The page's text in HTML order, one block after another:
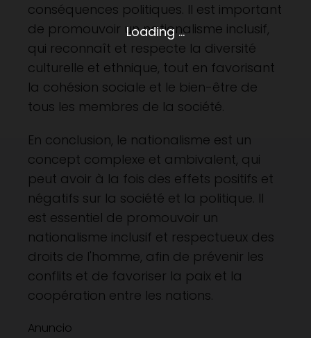
conséquences politiques. Il est important
de promouvoir un nationalisme inclusif,
qui reconnaît et respecte la diversité
culturelle et ethnique, tout en favorisant
la cohésion sociale et le bien-être de
tous les membres de la société.
En conclusion, le nationalisme est un
concept complexe et ambivalent, qui
peut avoir à la fois des effets positifs et
négatifs sur la société et la politique. Il
est essentiel de promouvoir un
nationalisme inclusif et respectueux des
droits de l'homme, afin de prévenir les
conflits et de favoriser la paix et la
coopération entre les nations.
Anuncio
Loading ...